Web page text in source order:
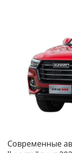
Современные